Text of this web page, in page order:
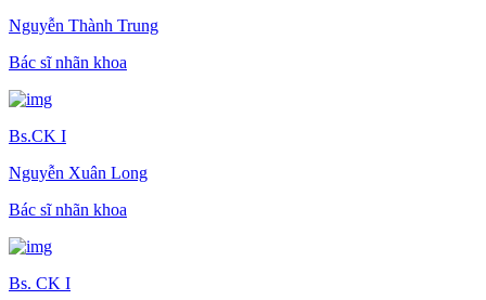
Nguyễn Thành Trung
Bác sĩ nhãn khoa
Bs.CK I
Nguyễn Xuân Long
Bác sĩ nhãn khoa
Bs. CK I